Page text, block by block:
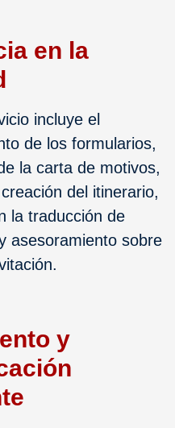
en la
incluye el
de los formularios,
la carta de motivos,
del itinerario,
la traducción de
asesoramiento sobre
y